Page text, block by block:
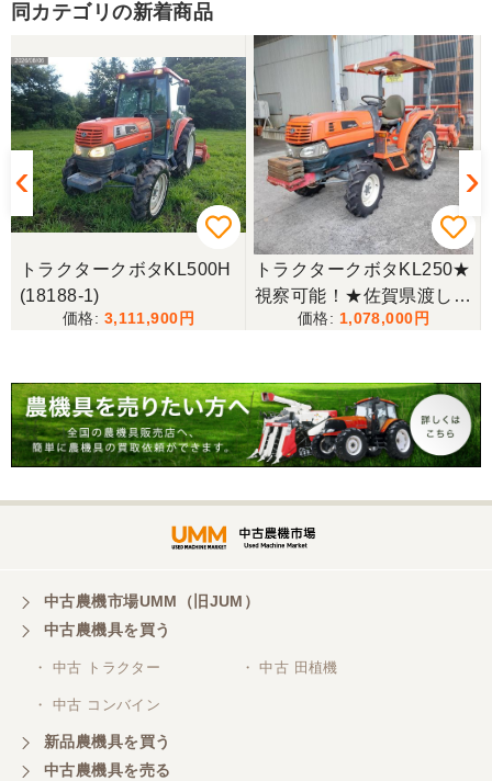
感謝致しております。引き取った後でしっかりとメ
ーカーのサービス工場でメンテナンスを受けたの
で、これから活躍してくれると思います。チョット
整備費用が嵩んでしまったのは痛手でしたが、中古
農機という事で致し方無いのでしょうか。
茨城県／こうちゃん
迅速な対応、丁寧な応対とても良い買い物ができま
した、感謝しています。
茨城県／
遠い所から早速の運搬ありがとうございました。
茨城県／A・M
同カテゴリの新着商品
トラクタークボタKL500H
(18188-1)
3,111,900
トラクタークボタKL250★
視察可能！★佐賀県渡し
クボタ トラクター KL250
ー RL5K ロータリー 現状
渡し【P11475389】
1,078,000
中古農機市場UMM（旧JUM）
中古農機具を買う
・ 中古 トラクター ・ 中古 田植機
・ 中古 コンバイン
新品農機具を買う
中古農機具を売る